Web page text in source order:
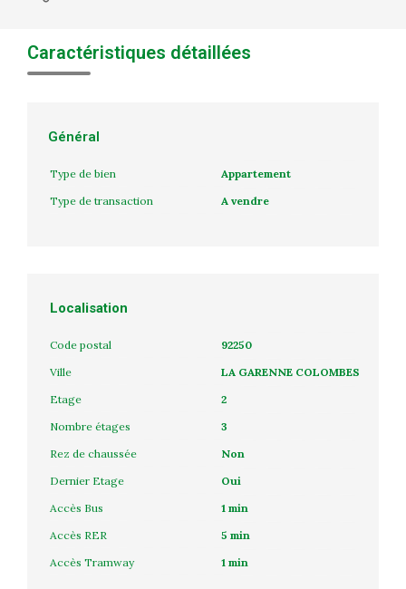
Caractéristiques détaillées
Général
Type de bien
Appartement
Type de transaction
A vendre
Localisation
Code postal
92250
Ville
LA GARENNE COLOMBES
Etage
2
Nombre étages
3
Rez de chaussée
Non
Dernier Etage
Oui
Accès Bus
1 min
Accès RER
5 min
Accès Tramway
1 min